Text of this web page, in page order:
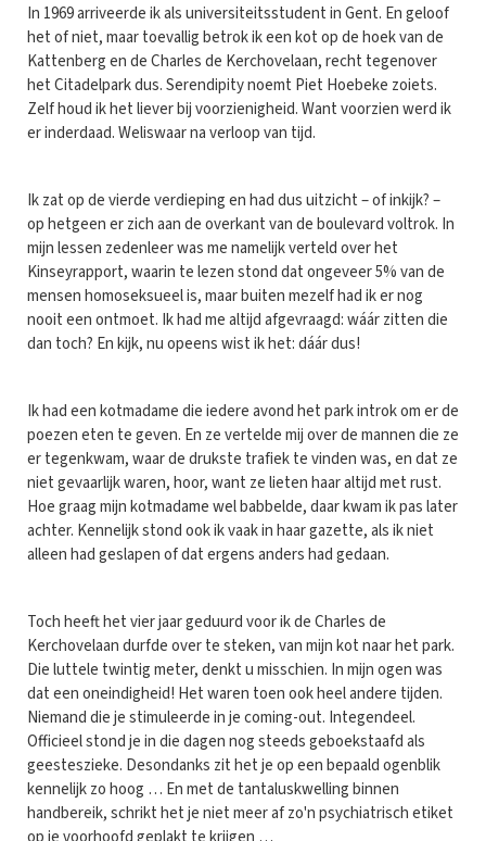
In 1969 arriveerde ik als universiteitsstudent in Gent. En geloof
het of niet, maar toevallig betrok ik een kot op de hoek van de
Kattenberg en de Charles de Kerchovelaan, recht tegenover
het Citadelpark dus. Serendipity noemt Piet Hoebeke zoiets.
Zelf houd ik het liever bij voorzienigheid. Want voorzien werd ik
er inderdaad. Weliswaar na verloop van tijd.
Ik zat op de vierde verdieping en had dus uitzicht – of inkijk? –
op hetgeen er zich aan de overkant van de boulevard voltrok. In
mijn lessen zedenleer was me namelijk verteld over het
Kinseyrapport, waarin te lezen stond dat ongeveer 5% van de
mensen homoseksueel is, maar buiten mezelf had ik er nog
nooit een ontmoet. Ik had me altijd afgevraagd: wáár zitten die
dan toch? En kijk, nu opeens wist ik het: dáár dus!
Ik had een kotmadame die iedere avond het park introk om er de
poezen eten te geven. En ze vertelde mij over de mannen die ze
er tegenkwam, waar de drukste trafiek te vinden was, en dat ze
niet gevaarlijk waren, hoor, want ze lieten haar altijd met rust.
Hoe graag mijn kotmadame wel babbelde, daar kwam ik pas later
achter. Kennelijk stond ook ik vaak in haar gazette, als ik niet
alleen had geslapen of dat ergens anders had gedaan.
Toch heeft het vier jaar geduurd voor ik de Charles de
Kerchovelaan durfde over te steken, van mijn kot naar het park.
Die luttele twintig meter, denkt u misschien. In mijn ogen was
dat een oneindigheid! Het waren toen ook heel andere tijden.
Niemand die je stimuleerde in je coming-out. Integendeel.
Officieel stond je in die dagen nog steeds geboekstaafd als
geesteszieke. Desondanks zit het je op een bepaald ogenblik
kennelijk zo hoog … En met de tantaluskwelling binnen
handbereik, schrikt het je niet meer af zo'n psychiatrisch etiket